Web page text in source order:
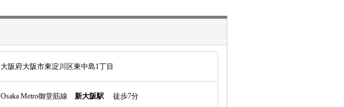
大阪府大阪市東淀川区東中島1丁目
Osaka Metro御堂筋線 新大阪駅 徒歩7分